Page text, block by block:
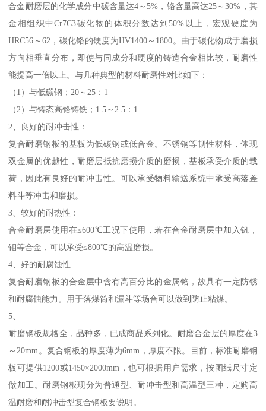
合金耐磨层的化学成分中碳含量达4～5%，铬含量高达25～30%，其
金相组织中Cr7C3碳化物的体积分数达到50%以上，宏观硬度为
HRC56～62，碳化铬的硬度为HV1400～1800。由于碳化物成于磨损
方向相垂直分布，即使与同成分和硬度的铸造合金相比较，耐磨性
能提高一倍以上。与几种典型的材料耐磨性对比如下：
（1）与低碳钢；20～25：1
（2）与铸态高铬铸铁；1.5～2.5：1
2、良好的耐冲击性：
复合耐磨钢板的基板为低碳钢或低合金。不锈钢等韧性材料，体现
双金属的优越性，耐磨层抵抗磨损介质的磨损，基板承受介质的载
荷，因此有良好的耐冲击性。可以承受物料输送系统中承受高落差
料斗等冲击和磨损。
3、较好的耐热性：
合金耐磨层使用在≤600℃工况下使用，若在合金耐磨层中加入钒，
钼等合金，可以承受≤800℃的高温磨损。
4、好的耐腐蚀性
复合耐磨钢板的合金层中含有高百分比的金属铬，故具有一定防锈
和耐腐蚀能力。用于落煤筒和漏斗等场合可以做到防止粘煤。
5、
耐磨钢板规格全，品种多，已成商品系列化。耐磨合金层的厚度在3
～20mm。复合钢板的厚度薄为6mm，厚度不限。目前，标准耐磨钢
板可提供1200或1450×2000mm，也可根据用户需求，按图纸尺寸定
做加工。耐磨钢板现分为普通型、耐冲击型和高温型三种，定购高
温耐磨和耐冲击型复合钢板要说明。